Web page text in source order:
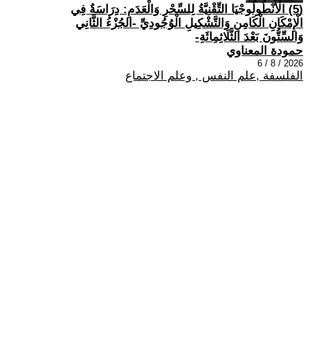
(5) الْأَنْطُولُوجْيَا التِّقْنِيَّةُ لِلسِّحْرِ وَالْعَدَمِ: دِرَاسَةٌ فِي
الْإِمْكَانِ الْكَامِنِ وَالتَّشْكِيلِ الْوُجُودِيِّ -الجُزْءُ الثَّانِي
وَالسِّتُّونَ بَعْدَ الثَّلَاثِمِائَةِ-
حمودة المعناوي
2026 / 8 / 6
الفلسفة ,علم النفس , وعلم الاجتماع